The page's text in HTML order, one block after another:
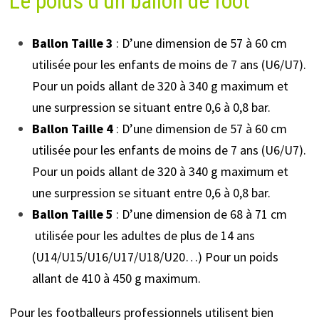
Ballon Taille 3 : D’une dimension de 57 à 60 cm
utilisée pour les enfants de moins de 7 ans (U6/U7).
Pour un poids allant de 320 à 340 g maximum et
une surpression se situant entre 0,6 à 0,8 bar.
Ballon Taille 4 : D’une dimension de 57 à 60 cm
utilisée pour les enfants de moins de 7 ans (U6/U7).
Pour un poids allant de 320 à 340 g maximum et
une surpression se situant entre 0,6 à 0,8 bar.
Ballon Taille 5 : D’une dimension de 68 à 71 cm
utilisée pour les adultes de plus de 14 ans
(U14/U15/U16/U17/U18/U20…) Pour un poids
allant de 410 à 450 g maximum.
Pour les footballeurs professionnels utilisent bien